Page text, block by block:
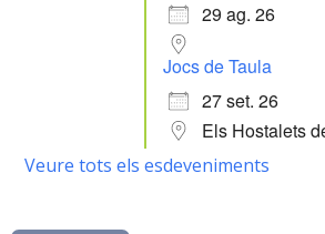
29 ag. 26
Jocs de Taula
27 set. 26
Els Hostalets
Veure tots els esdeveniments